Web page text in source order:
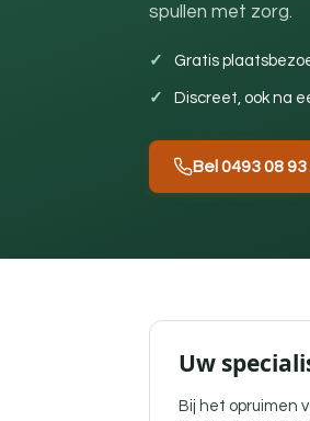
spullen met zorg.
Gratis
Discreet, ook na
Bel 0493 08 93
Uw
Bij het opruimen